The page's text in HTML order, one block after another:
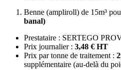
Benne (ampliroll) de 15m³
banal)
Prestataire : SERTEGO
Prix journalier : 3,48 € HT
Prix par tonne de traitement :
supplémentaire (au-delà du